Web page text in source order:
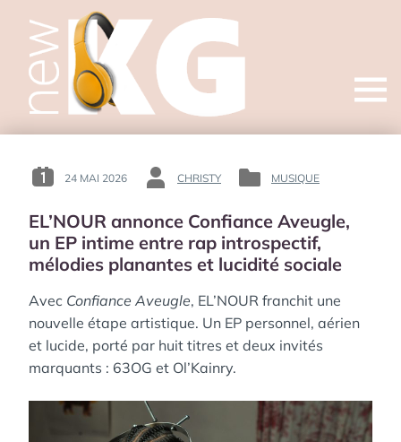
Open
POSTED
:
24 MAI 2026
BY
CHRISTY
POSTED
:
MUSIQUE
EL’NOUR annonce Confiance Aveugle,
un EP intime entre rap introspectif,
mélodies planantes et lucidité sociale
Avec Confiance Aveugle, EL’NOUR franchit une
nouvelle étape artistique. Un EP personnel, aérien
et lucide, porté par huit titres et deux invités
marquants : 63OG et Ol’Kainry.